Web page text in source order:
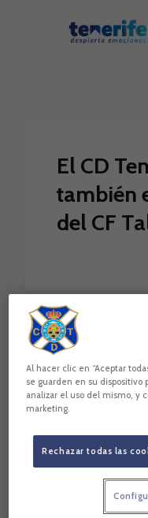
El CD
también
del CF
Al hacer clic en “Aceptar
se guarden en su dispositivo
analizar el uso del mismo, y
marketing.
Rechazar todas las